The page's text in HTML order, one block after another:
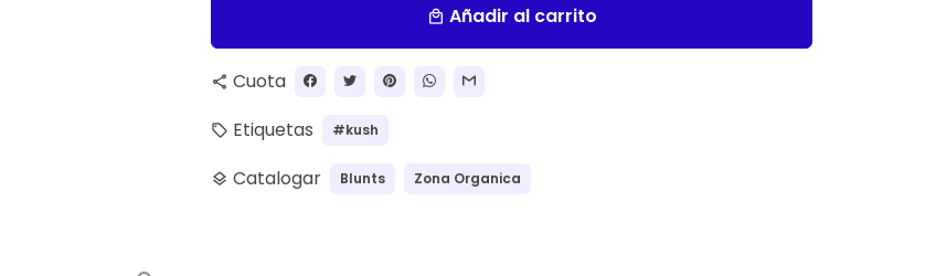
local_mall Añadir al carrito
share Cuota
local_offer Etiquetas #kush
layers Catalogar Blunts Zona Organica